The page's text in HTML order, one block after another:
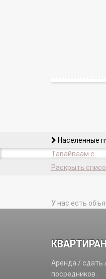
Населенные
Тавайваам с.
Раскрыть
У нас есть
Аренда / сдать
посредников.